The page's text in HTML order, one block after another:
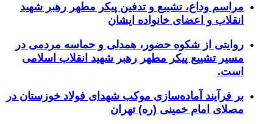
مراسم وداع، تشییع و تدفین پیکر مطهر رهبر شهید
انقلاب و اعضای خانواده ایشان
روایتی از شکوه حضور، همدلی و حماسه مردمی در
مسیر تشییع پیکر مطهر رهبر شهید انقلاب اسلامی
است.
بر فرآیند آماده‌سازی موکب شهدای فولاد خوزستان در
مصلای امام خمینی (ره) تهران